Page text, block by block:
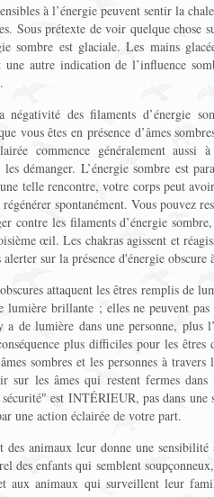
à l’énergie peuvent sentir la
Sous prétexte de voir quelque chose
sombre est glaciale. Les mains
autre indication de l’influence
négativité des filaments d’énergie
vous êtes en présence d’âmes
commence généralement aussi
démanger. L’énergie sombre est
telle rencontre, votre corps peut
spontanément. Vous pouvez
contre les filaments d’énergie
œil. Les chakras agissent et
alerter sur la présence d'énergie obscure
attaquent les êtres remplis de
lumière brillante ; elles ne peuvent
de lumière dans une personne, plus
plus difficiles pour les êtres
sombres et les personnes à
sur les âmes qui restent fermes
est INTÉRIEUR, pas dans une
une action éclairée de votre part.
des animaux leur donne une
des enfants qui semblent
aux animaux qui surveillent leur